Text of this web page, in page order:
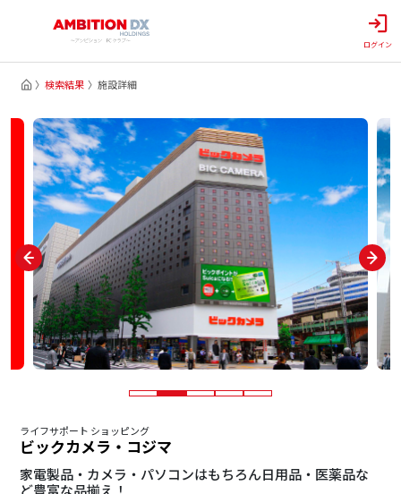
ログイン
検索結果 施設詳細
ライフサポート ショッピング
ビックカメラ・コジマ
家電製品・カメラ・パソコンはもちろん日用品・医薬品な
ど豊富な品揃え！